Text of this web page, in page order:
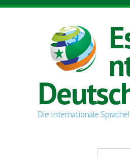
Direkt zum Inhalt
Die internationale Sprache!